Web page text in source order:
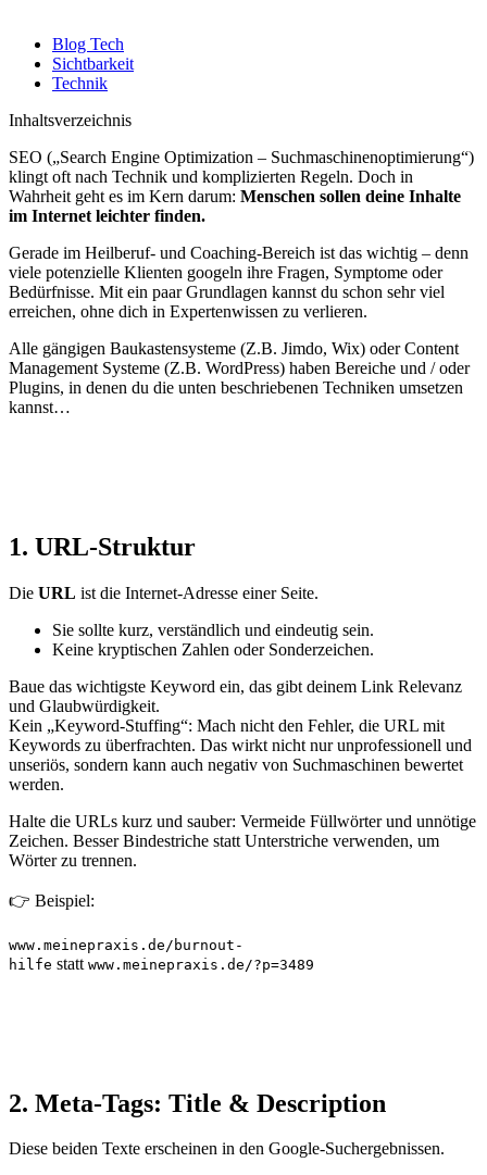
Blog Tech
Sichtbarkeit
Technik
Inhaltsverzeichnis
SEO („Search Engine Optimization – Suchmaschinenoptimierung“)
klingt oft nach Technik und komplizierten Regeln. Doch in
Wahrheit geht es im Kern darum: Menschen sollen deine Inhalte
im Internet leichter finden.
Gerade im Heilberuf- und Coaching-Bereich ist das wichtig – denn
viele potenzielle Klienten googeln ihre Fragen, Symptome oder
Bedürfnisse. Mit ein paar Grundlagen kannst du schon sehr viel
erreichen, ohne dich in Expertenwissen zu verlieren.
Alle gängigen Baukastensysteme (Z.B. Jimdo, Wix) oder Content
Management Systeme (Z.B. WordPress) haben Bereiche und / oder
Plugins, in denen du die unten beschriebenen Techniken umsetzen
kannst…
1. URL-Struktur
Die URL ist die Internet-Adresse einer Seite.
Sie sollte kurz, verständlich und eindeutig sein.
Keine kryptischen Zahlen oder Sonderzeichen.
Baue das wichtigste Keyword ein, das gibt deinem Link Relevanz
und Glaubwürdigkeit.
Kein „Keyword-Stuffing“: Mach nicht den Fehler, die URL mit
Keywords zu überfrachten. Das wirkt nicht nur unprofessionell und
unseriös, sondern kann auch negativ von Suchmaschinen bewertet
werden.
Halte die URLs kurz und sauber: Vermeide Füllwörter und unnötige
Zeichen. Besser Bindestriche statt Unterstriche verwenden, um
Wörter zu trennen.
👉 Beispiel:
www.meinepraxis.de/burnout-
hilfe statt www.meinepraxis.de/?p=3489
2. Meta-Tags: Title & Description
Diese beiden Texte erscheinen in den Google-Suchergebnissen.